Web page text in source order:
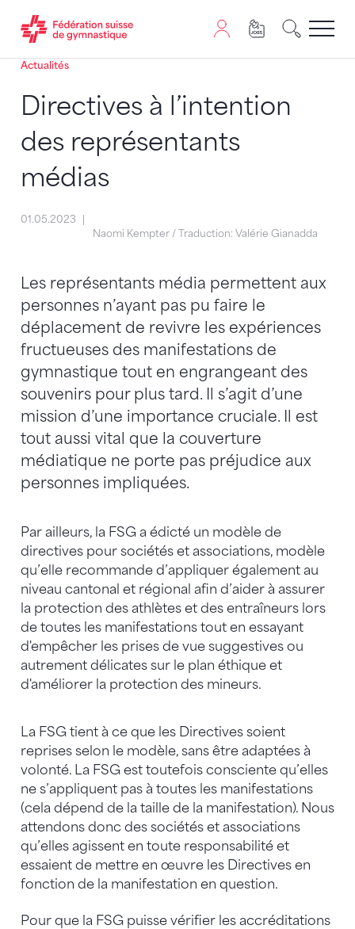
Passer au contenu
Naviguer vers le plan du siten
JavaScript est nécessaire pour naviguer sur ce site.
Actualités
Directives à l’intention
des représentants
médias
01.05.2023
Naomi Kempter / Traduction: Valérie Gianadda
Les représentants média permettent aux
personnes n’ayant pas pu faire le
déplacement de revivre les expériences
fructueuses des manifestations de
gymnastique tout en engrangeant des
souvenirs pour plus tard. Il s’agit d’une
mission d’une importance cruciale. Il est
tout aussi vital que la couverture
médiatique ne porte pas préjudice aux
personnes impliquées.
Par ailleurs, la FSG a édicté un modèle de
directives pour sociétés et associations, modèle
qu’elle recommande d’appliquer également au
niveau cantonal et régional afin d’aider à assurer
la protection des athlètes et des entraîneurs lors
de toutes les manifestations tout en essayant
d'empêcher les prises de vue suggestives ou
autrement délicates sur le plan éthique et
d'améliorer la protection des mineurs.
La FSG tient à ce que les Directives soient
reprises selon le modèle, sans être adaptées à
volonté. La FSG est toutefois consciente qu’elles
ne s’appliquent pas à toutes les manifestations
(cela dépend de la taille de la manifestation). Nous
attendons donc des sociétés et associations
qu’elles agissent en toute responsabilité et
essaient de mettre en œuvre les Directives en
fonction de la manifestation en question.
Pour que la FSG puisse vérifier les accréditations